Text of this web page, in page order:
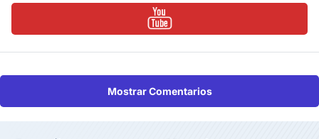
Mostrar Comentarios